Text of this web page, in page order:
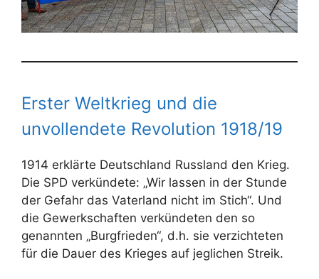
Erster Weltkrieg und die
unvollendete Revolution 1918/19
1914 erklärte Deutschland Russland den Krieg.
Die SPD verkündete: „Wir lassen in der Stunde
der Gefahr das Vaterland nicht im Stich“. Und
die Gewerkschaften verkündeten den so
genannten „Burgfrieden“, d.h. sie verzichteten
für die Dauer des Krieges auf jeglichen Streik.